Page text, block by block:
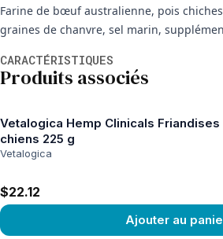
Farine de bœuf australienne, pois
graines de chanvre, sel marin,
CARACTÉRISTIQUES
Produits associés
Vetalogica Hemp Clinicals
chiens 225 g
Vetalogica
$22.12
Ajouter au